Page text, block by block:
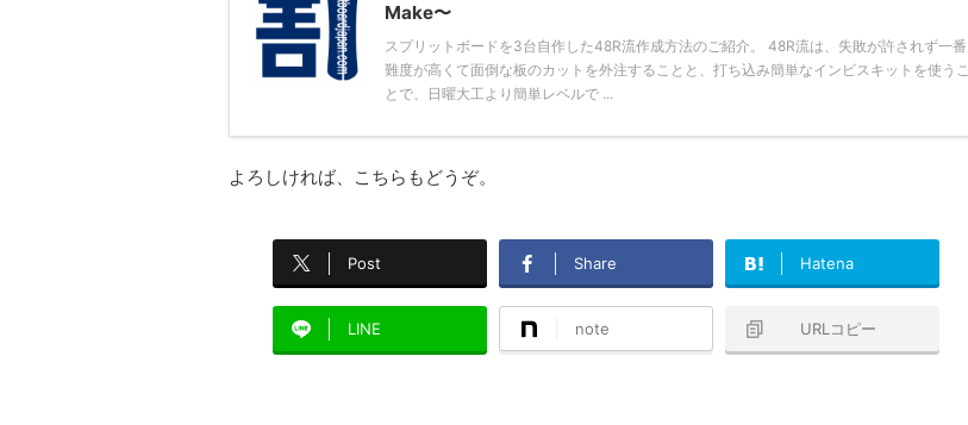
Make〜
スプリットボードを3台自作した48R流作成方法のご紹介。 48R流は、失敗が許されず一番
難度が高くて面倒な板のカットを外注することと、打ち込み簡単なインビスキットを使うこ
とで、日曜大工より簡単レベルで ...
よろしければ、こちらもどうぞ。
Post Share Hatena
LINE note URLコピー